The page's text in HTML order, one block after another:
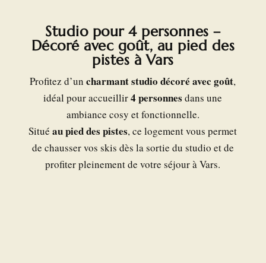
Studio pour 4 personnes –
Décoré avec goût, au pied des
pistes à Vars
Profitez d’uncharmant studio décoré avec goût,
idéal pour accueillir4 personnes dans une
ambiance cosy et fonctionnelle.
Situéau pied des pistes, ce logement vous permet
de chausser vos skis dès la sortie du studio et de
profiter pleinement de votre séjour à Vars.